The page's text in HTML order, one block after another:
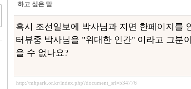
하고 싶은 말
혹시 조선일보에 박사님과 지면 한페이지를
터뷰중 박사님을 "위대한 인간" 이라고 그분
을 수 없나요?
http://mhpark.or.kr/index.php?document_srl=534776